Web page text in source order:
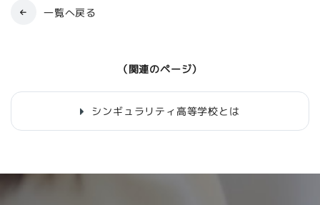
一覧へ戻る
（関連のページ）
シンギュラリティ高等学校とは